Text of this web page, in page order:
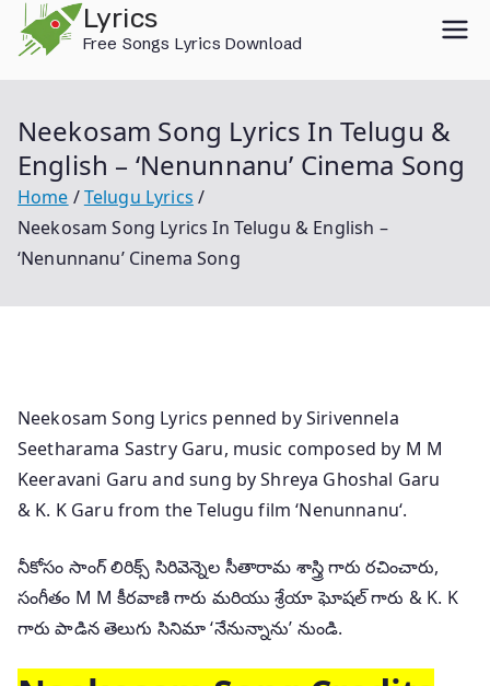
content
Lyrics
Free Songs Lyrics Download
Neekosam Song Lyrics In Telugu &
English – ‘Nenunnanu’ Cinema Song
Home
Telugu Lyrics
Neekosam Song Lyrics In Telugu & English –
‘Nenunnanu’ Cinema Song
Neekosam Song Lyrics penned by Sirivennela
Seetharama Sastry Garu, music composed by M M
Keeravani Garu and sung by Shreya Ghoshal Garu
& K. K Garu from the Telugu film ‘Nenunnanu‘.
నీకోసం సాంగ్ లిరిక్స్ సిరివెన్నెల సీతారామ శాస్త్రి గారు రచించారు,
సంగీతం M M కీరవాణి గారు మరియు శ్రేయా ఘోషల్ గారు & K. K
గారు పాడిన తెలుగు సినిమా ‘నేనున్నాను’ నుండి.